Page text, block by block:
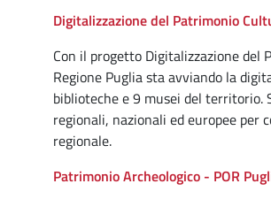
Digitalizzazione del Patrimonio
Con il progetto Digitalizzazione
Regione Puglia sta avviando la
biblioteche e 9 musei del
regionali, nazionali ed europee per
regionale.
Patrimonio Archeologico - POR